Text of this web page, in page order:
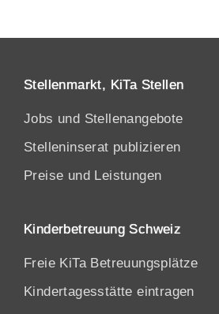
Stellenmarkt, KiTa Stellen
Jobs und Stellenangebote
Stelleninserat publizieren
Preise und Leistungen
Kinderbetreuung Schweiz
Freie KiTa Betreuungsplätze
Kindertagesstätte eintragen